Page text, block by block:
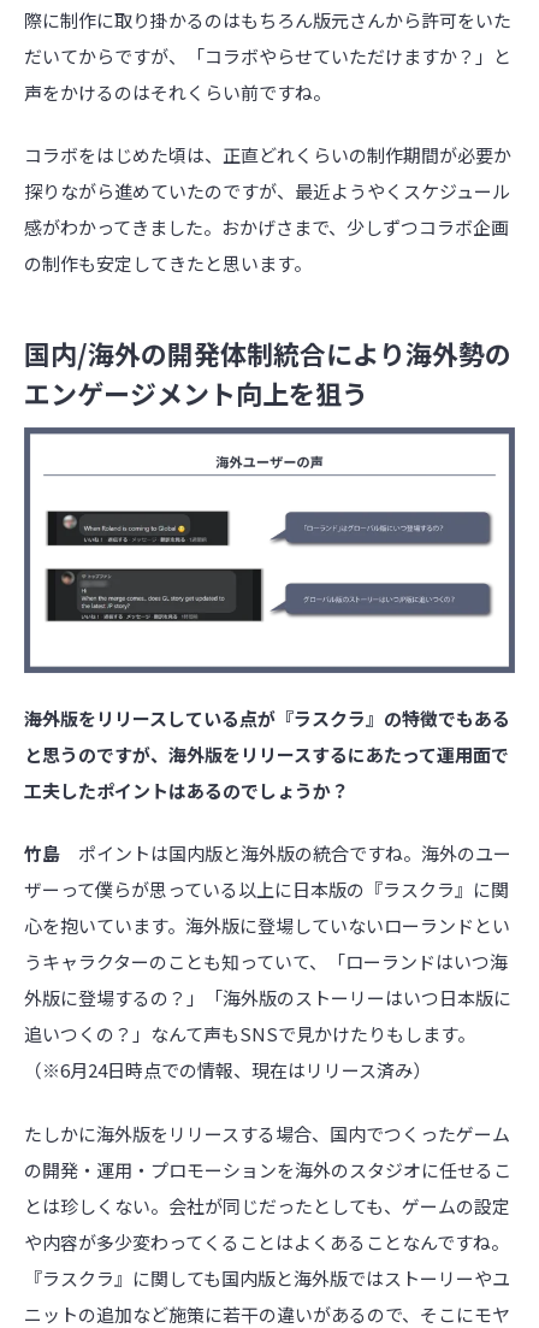
際に制作に取り掛かるのはもちろん版元さんから許可をいた
だいてからですが、「コラボやらせていただけますか？」と
声をかけるのはそれくらい前ですね。
コラボをはじめた頃は、正直どれくらいの制作期間が必要か
探りながら進めていたのですが、最近ようやくスケジュール
感がわかってきました。おかげさまで、少しずつコラボ企画
の制作も安定してきたと思います。
国内/海外の開発体制統合により海外勢の
エンゲージメント向上を狙う
――海外版をリリースしている点が『ラスクラ』の特徴でもある
と思うのですが、海外版をリリースするにあたって運用面で
工夫したポイントはあるのでしょうか？
竹島 ポイントは国内版と海外版の統合ですね。海外のユー
ザーって僕らが思っている以上に日本版の『ラスクラ』に関
心を抱いています。海外版に登場していないローランドとい
うキャラクターのことも知っていて、「ローランドはいつ海
外版に登場するの？」「海外版のストーリーはいつ日本版に
追いつくの？」なんて声もSNSで見かけたりもします。
（※6月24日時点での情報、現在はリリース済み）
たしかに海外版をリリースする場合、国内でつくったゲーム
の開発・運用・プロモーションを海外のスタジオに任せるこ
とは珍しくない。会社が同じだったとしても、ゲームの設定
や内容が多少変わってくることはよくあることなんですね。
『ラスクラ』に関しても国内版と海外版ではストーリーやユ
ニットの追加など施策に若干の違いがあるので、そこにモヤ